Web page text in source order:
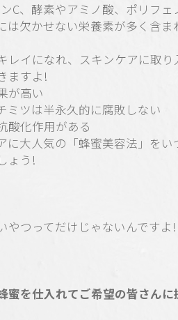
C、酵素やアミノ酸、ポリフェ
は欠かせない栄養素が多く含ま
レイになれ、スキンケアに取り
ますよ!
が高い
ミツは半永久的に腐敗しない
酸化作用がある
に大人気の「蜂蜜美容法」をい
ょう!
やつってだけじゃないんですよ!
蜜を仕入れてご希望の皆さんに